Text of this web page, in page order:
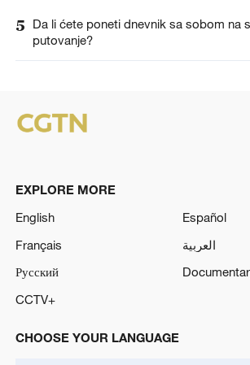
5
Da li ćete poneti dnevnik sa sobom na
putovanje?
EXPLORE MORE
English
Español
Français
العربية
Русский
CCTV+
CHOOSE YOUR LANGUAGE